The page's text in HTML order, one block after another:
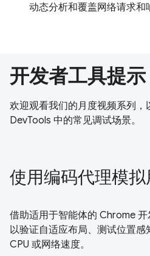
动态分析和覆盖网络请求和
开发者工具提示
欢迎观看我们的月度视频系列
DevTools 中的常见调试场景。
使用编码代理模
借助适用于智能体的 Chrome
以验证自适应布局、测试位置感
CPU 或网络速度。